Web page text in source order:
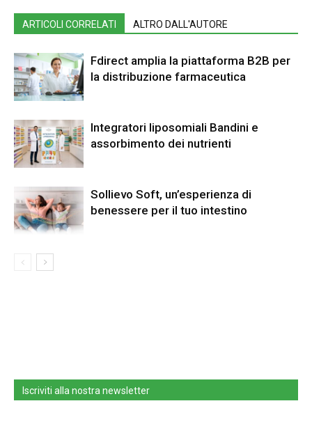
ARTICOLI CORRELATI ALTRO DALL'AUTORE
Fdirect amplia la piattaforma B2B per
la distribuzione farmaceutica
Integratori liposomiali Bandini e
assorbimento dei nutrienti
Sollievo Soft, un’esperienza di
benessere per il tuo intestino
Iscriviti alla nostra newsletter